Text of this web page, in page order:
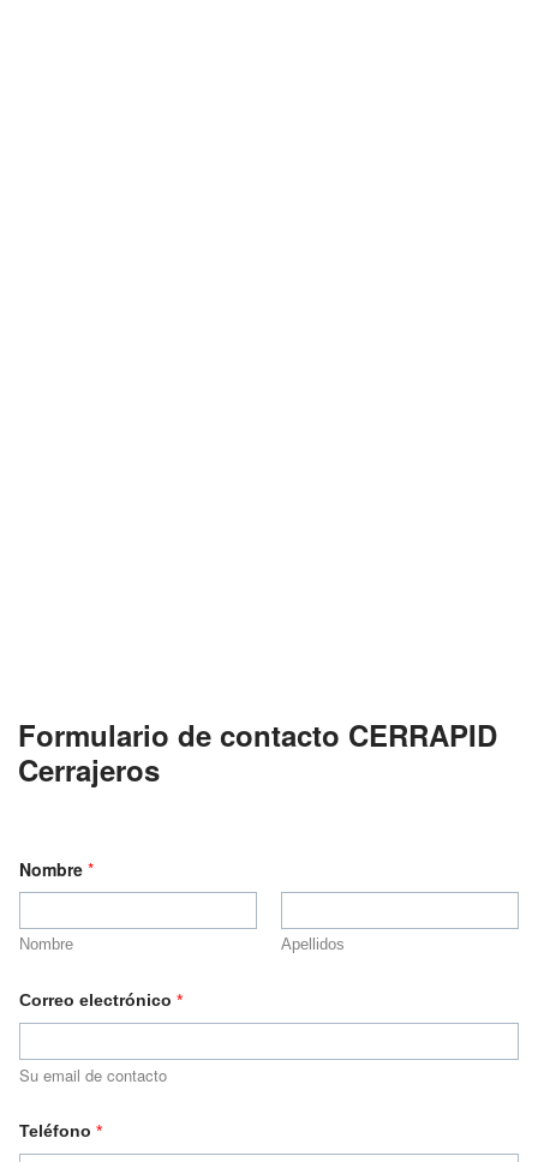
Formulario de contacto CERRAPID
Cerrajeros
Nombre *
Nombre Apellidos
Correo electrónico *
Su email de contacto
Teléfono *